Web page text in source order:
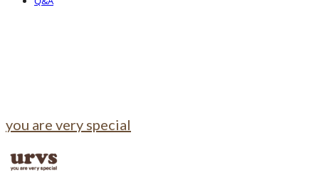
you are very special